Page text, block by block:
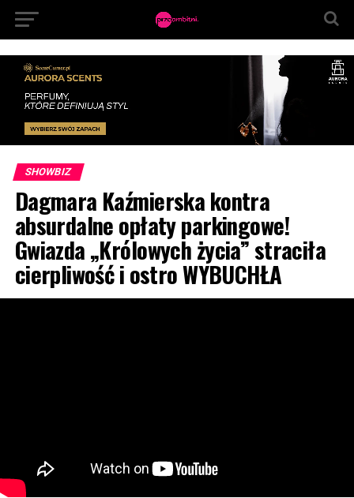
SHOWBIZ
Dagmara Kaźmierska kontra
absurdalne opłaty parkingowe!
Gwiazda „Królowych życia” straciła
cierpliwość i ostro WYBUCHŁA